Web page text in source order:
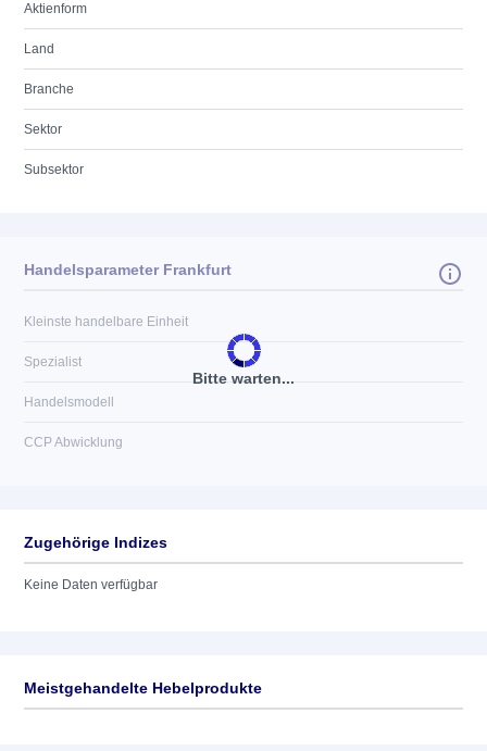
Aktienform
Land
Branche
Sektor
Subsektor
Bitte warten...
Handelsparameter Frankfurt
Kleinste handelbare Einheit
Spezialist
Handelsmodell
CCP Abwicklung
Zugehörige Indizes
Keine Daten verfügbar
Meistgehandelte Hebelprodukte